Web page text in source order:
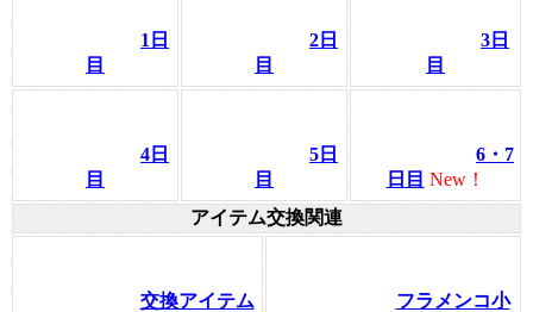
1日
目
2日
目
3日
目
4日
目
5日
目
6・7
日目 New！
アイテム交換関連
交換アイテム
フラメンコ小